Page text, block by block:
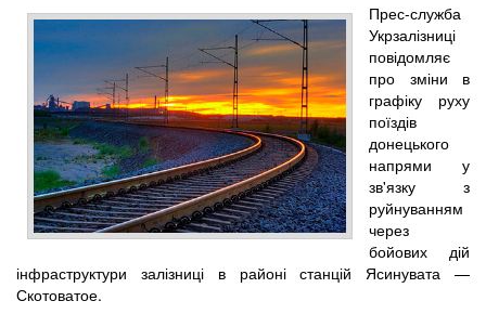
Прес-служба
Укрзалізниці
повідомляє
про зміни в
графіку руху
поїздів
донецького
напрями у
зв'язку з
руйнуванням
через
бойових дій
інфраструктури залізниці в районі станцій Ясинувата —
Скотоватое.